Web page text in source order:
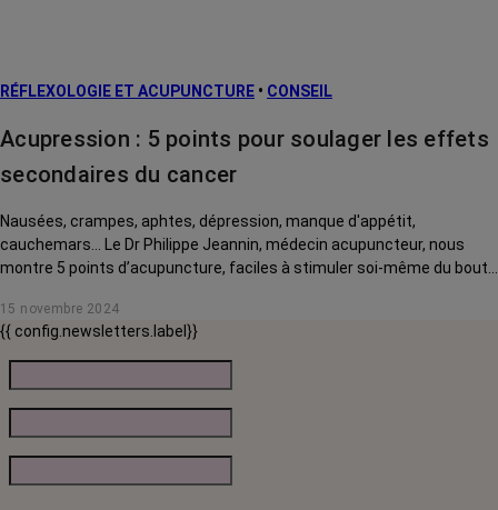
RÉFLEXOLOGIE ET ACUPUNCTURE • CONSEIL
Acupression : 5 points pour soulager les effets
secondaires du cancer
Nausées, crampes, aphtes, dépression, manque d'appétit,
cauchemars... Le Dr Philippe Jeannin, médecin acupuncteur, nous
montre 5 points d’acupuncture, faciles à stimuler soi-même du bout
traitements.
15 novembre 2024
{{ config.newsletters.label}}